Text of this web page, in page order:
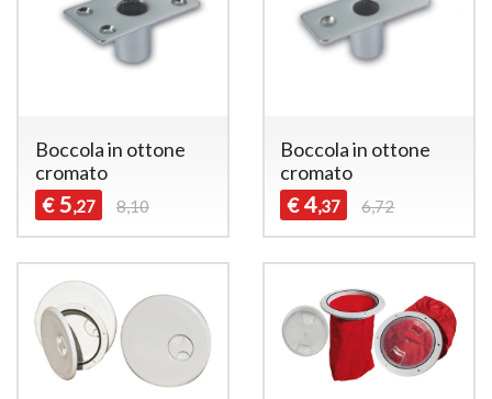
Boccola in ottone
cromato
€ 5,27 8,10
Boccola in ottone
cromato
€ 4,37 6,72